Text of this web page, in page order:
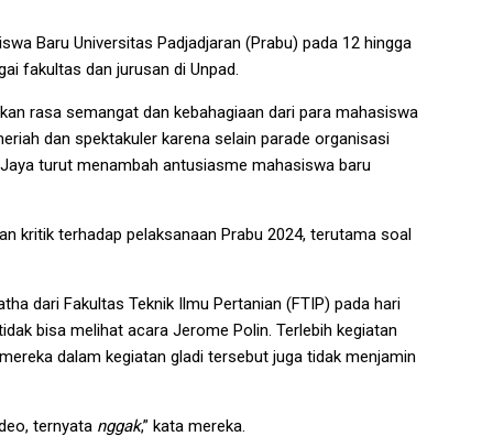
Baru Universitas Padjadjaran (Prabu) pada 12 hingga
fakultas dan jurusan di Unpad.
rasa semangat dan kebahagiaan dari para mahasiswa
dan spektakuler karena selain parade organisasi
turut menambah antusiasme mahasiswa baru
kritik terhadap pelaksanaan Prabu 2024, terutama soal
dari Fakultas Teknik Ilmu Pertanian (FTIP) pada hari
bisa melihat acara Jerome Polin. Terlebih kegiatan
dalam kegiatan gladi tersebut juga tidak menjamin
ternyata nggak,” kata mereka.